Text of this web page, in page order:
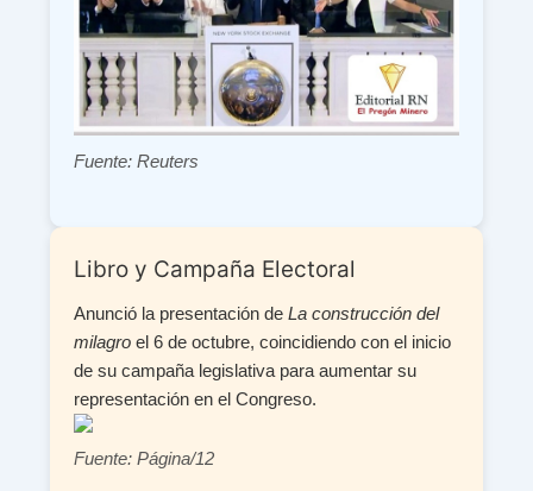
Fuente: Reuters
Libro y Campaña Electoral
Anunció la presentación deLa construcción del
milagro el 6 de octubre, coincidiendo con el inicio
de su campaña legislativa para aumentar su
representación en el Congreso.
Fuente: Página/12